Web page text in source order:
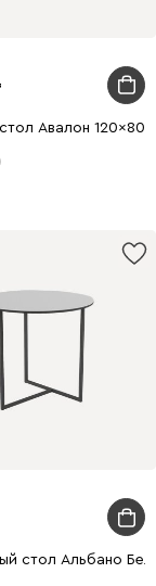
Авалон
Черный
стол Альбано